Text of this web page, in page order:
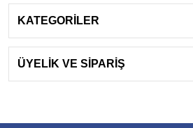
KATEGORİLER
ÜYELİK VE SİPARİŞ